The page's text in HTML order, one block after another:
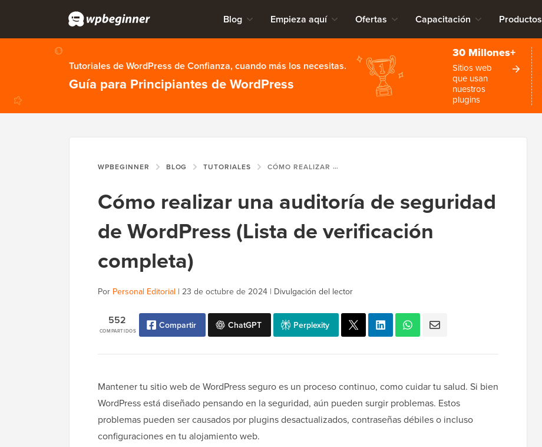
Blog Empieza aquí Ofertas Capacitación Productos
Tutoriales de WordPress de Confianza, cuando más los necesitas.
Guía para Principiantes de WordPress
30 Millones+
Sitios web
que usan
nuestros
plugins
WPBEGINNER BLOG TUTORIALES CÓMO REALIZAR UNA AUDITORÍA DE SEGURIDAD DE WORDPRESS (LISTA DE VERIFICACIÓN COMPLETA)
Cómo realizar una auditoría de seguridad
de WordPress (Lista de verificación
completa)
Por Personal Editorial | 23 de octubre de 2024 | Divulgación del lector
COMPARTIDOS
552 Compartir ChatGPT Perplexity
Mantener tu sitio web de WordPress seguro es un proceso continuo, como cuidar tu salud. Si bien
WordPress está diseñado pensando en la seguridad, aún pueden surgir problemas. Estos
problemas pueden ser causados por plugins desactualizados, contraseñas débiles o incluso
configuraciones en tu alojamiento web.